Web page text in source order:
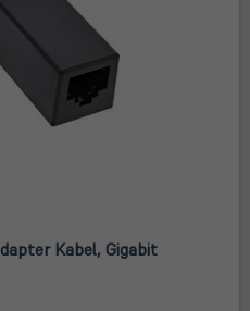
Kabel, Gigabit